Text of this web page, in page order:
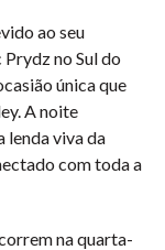
ao seu
no Sul do
única que
A noite
lenda viva da
com toda a
na quarta-